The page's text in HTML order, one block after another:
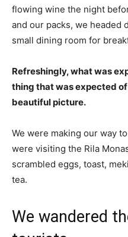
flowing wine the night
and our packs, we headed
small dining room for
Refreshingly, what was
thing that was expected
beautiful picture.
We were making our way
were visiting the Rila
scrambled eggs, toast,
tea.
We wandered